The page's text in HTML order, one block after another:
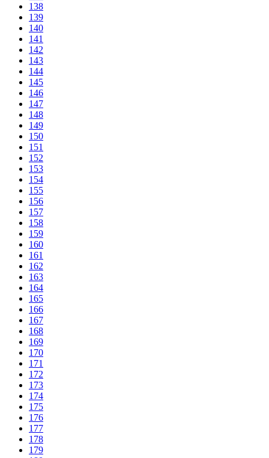
138
139
140
141
142
143
144
145
146
147
148
149
150
151
152
153
154
155
156
157
158
159
160
161
162
163
164
165
166
167
168
169
170
171
172
173
174
175
176
177
178
179